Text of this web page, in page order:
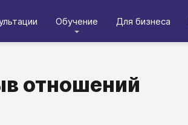
Обучение Для бизнеса
отношений